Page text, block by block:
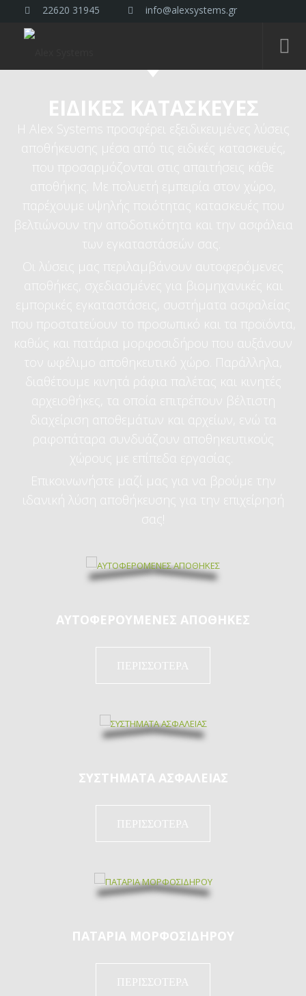
22620 31945 info@alexsystems.gr
ΕΙΔΙΚΕΣ ΚΑΤΑΣΚΕΥΕΣ
Η Alex Systems προσφέρει εξειδικευμένες λύσεις
αποθήκευσης μέσα από τις ειδικές κατασκευές,
που προσαρμόζονται στις απαιτήσεις κάθε
αποθήκης. Με πολυετή εμπειρία στον χώρο,
παρέχουμε υψηλής ποιότητας κατασκευές που
βελτιώνουν την αποδοτικότητα και την ασφάλεια
των εγκαταστάσεών σας.
Οι λύσεις μας περιλαμβάνουν αυτοφερόμενες
αποθήκες, σχεδιασμένες για βιομηχανικές και
εμπορικές εγκαταστάσεις, συστήματα ασφαλείας
που προστατεύουν το προσωπικό και τα προϊόντα,
καθώς και πατάρια μορφοσιδήρου που αυξάνουν
τον ωφέλιμο αποθηκευτικό χώρο. Παράλληλα,
διαθέτουμε κινητά ράφια παλέτας και κινητές
αρχειοθήκες, τα οποία επιτρέπουν βέλτιστη
διαχείριση αποθεμάτων και αρχείων, ενώ τα
ραφοπάταρα συνδυάζουν αποθηκευτικούς
χώρους με επίπεδα εργασίας.
Επικοινωνήστε μαζί μας για να βρούμε την
ιδανική λύση αποθήκευσης για την επιχείρησή
σας!
ΑΥΤΟΦΕΡΟΥΜΕΝΕΣ ΑΠΟΘΗΚΕΣ
ΠΕΡΙΣΣΟΤΕΡΑ
ΣΥΣΤΗΜΑΤΑ ΑΣΦΑΛΕΙΑΣ
ΠΕΡΙΣΣΟΤΕΡΑ
ΠΑΤΑΡΙΑ ΜΟΡΦΟΣΙΔΗΡΟΥ
ΠΕΡΙΣΣΟΤΕΡΑ